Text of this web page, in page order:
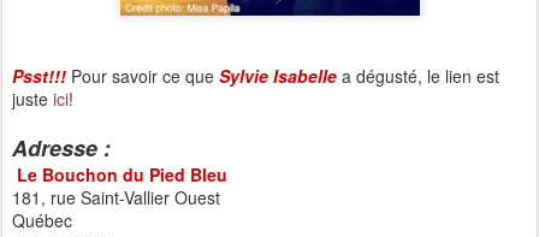
Psst!!! Pour savoir ce que Sylvie Isabelle a dégusté, le lien est
juste ici!
Adresse :
Le Bouchon du Pied Bleu
181, rue Saint-Vallier Ouest
Québec